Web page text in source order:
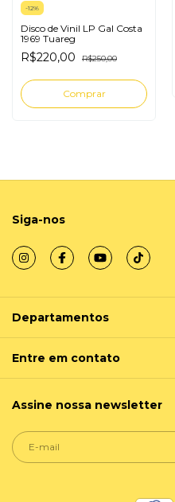
-12%
Disco de Vinil LP Gal Costa
1969 Tuareg
R$220,00 R$250,00
Siga-nos
Departamentos
Entre em contato
Assine nossa newsletter